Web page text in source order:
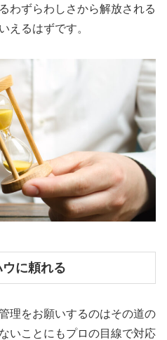
わずらわしさから解放される
えるはずです。
に頼れる
理をお願いするのはその道の
いことにもプロの目線で対応